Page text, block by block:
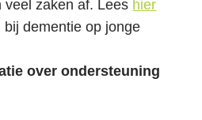
veel zaken af. Lees hier
dementie op jonge
over ondersteuning